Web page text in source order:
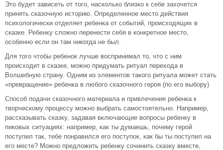
Это будет зависеть от того, насколько близко к себе захочется
принять сказочную историю. Определенное место действия
психологически отделяет ребенка от событий, происходящих в
сказке. Ребенку сложно перенести себя в конкретное место,
особенно если он там никогда не был.
Для того чтобы ребенок лучше воспринимал то, что с ним
происходит в сказке, можно придумать ритуал перехода в
Волшебную страну. Одним из элементов такого ритуала может стать
«превращение» ребенка в любого сказочного героя (по его выбору)
Способ подачи сказочного материала и привлечения ребенка к
творческому процессу можно выбрать самостоятельно. Например,
рассказывать сказку, задавая включающие вопросы ребенку в
пиковых ситуациях: например, как ты думаешь, почему герой
поступил так, тебе понравился его поступок, как бы ты поступил на
его месте? Можно предложить ребенку сочинить сказку вместе,